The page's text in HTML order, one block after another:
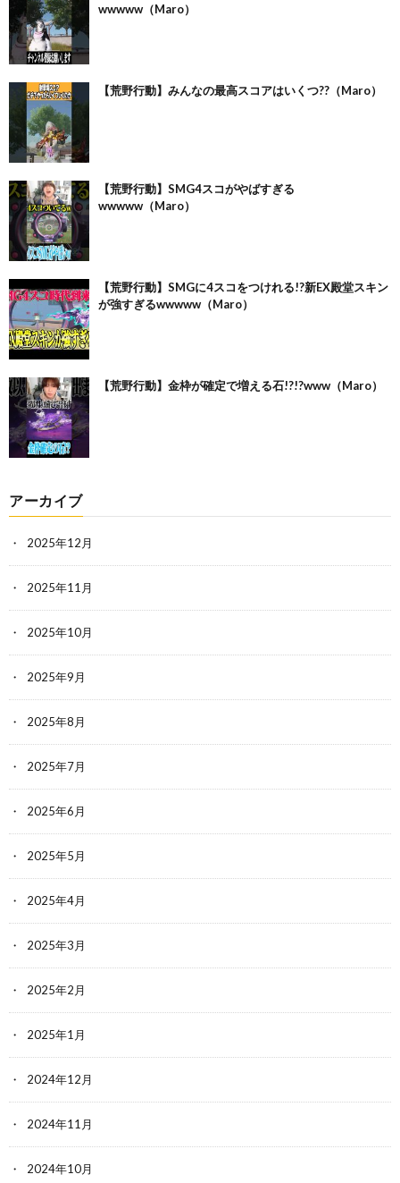
wwwww（Maro）
【荒野行動】みんなの最高スコアはいくつ??（Maro）
【荒野行動】SMG4スコがやばすぎる
wwwww（Maro）
【荒野行動】SMGに4スコをつけれる!?新EX殿堂スキン
が強すぎるwwwww（Maro）
【荒野行動】金枠が確定で増える石!?!?www（Maro）
アーカイブ
2025年12月
2025年11月
2025年10月
2025年9月
2025年8月
2025年7月
2025年6月
2025年5月
2025年4月
2025年3月
2025年2月
2025年1月
2024年12月
2024年11月
2024年10月